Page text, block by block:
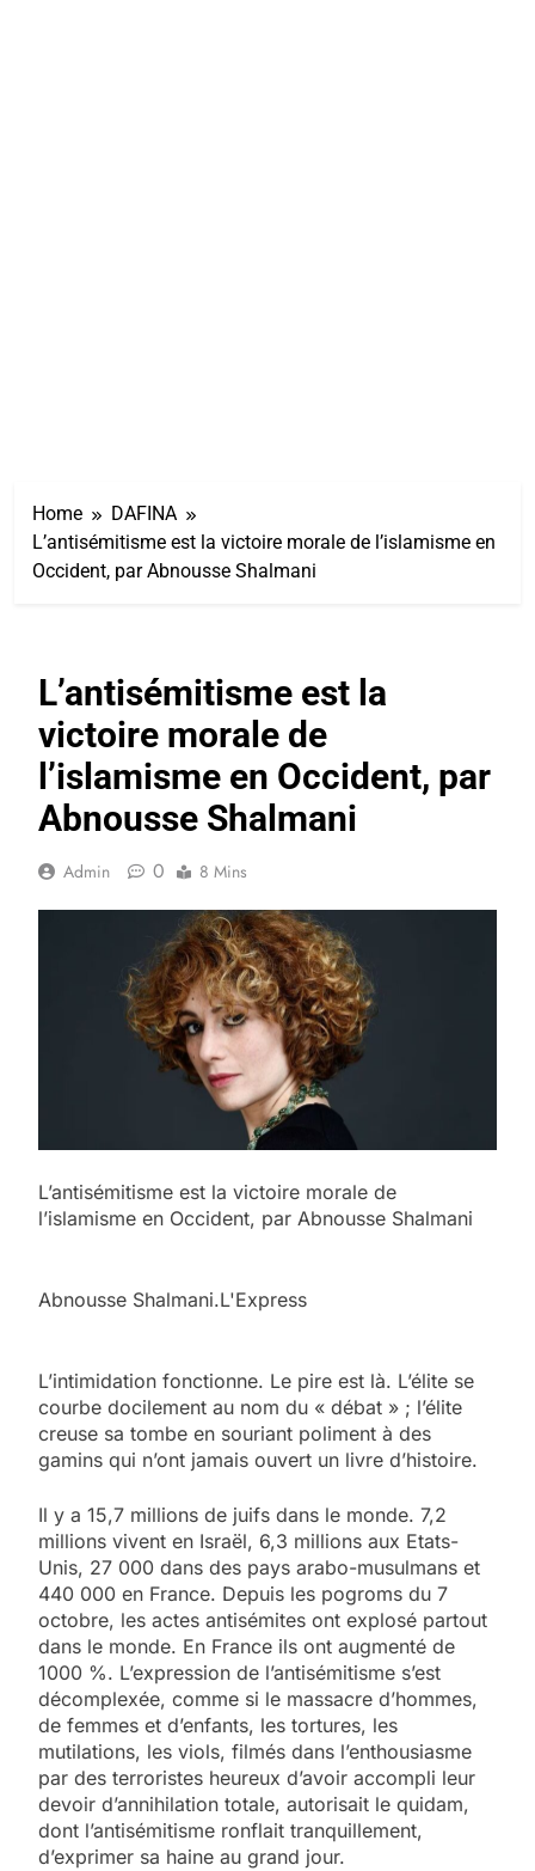
Home
DAFINA
L’antisémitisme est la victoire morale de l’islamisme en
Occident, par Abnousse Shalmani
L’antisémitisme est la
victoire morale de
l’islamisme en Occident, par
Abnousse Shalmani
Admin 0 8 Mins
L’antisémitisme est la victoire morale de
l’islamisme en Occident, par Abnousse Shalmani
Abnousse Shalmani.L'Express
L’intimidation fonctionne. Le pire est là. L’élite se
courbe docilement au nom du « débat » ; l’élite
creuse sa tombe en souriant poliment à des
gamins qui n’ont jamais ouvert un livre d’histoire.
Il y a 15,7 millions de juifs dans le monde. 7,2
millions vivent en Israël, 6,3 millions aux Etats-
Unis, 27 000 dans des pays arabo-musulmans et
440 000 en France. Depuis les pogroms du 7
octobre, les actes antisémites ont explosé partout
dans le monde. En France ils ont augmenté de
1000 %. L’expression de l’antisémitisme s’est
décomplexée, comme si le massacre d’hommes,
de femmes et d’enfants, les tortures, les
mutilations, les viols, filmés dans l’enthousiasme
par des terroristes heureux d’avoir accompli leur
devoir d’annihilation totale, autorisait le quidam,
dont l’antisémitisme ronflait tranquillement,
d’exprimer sa haine au grand jour.